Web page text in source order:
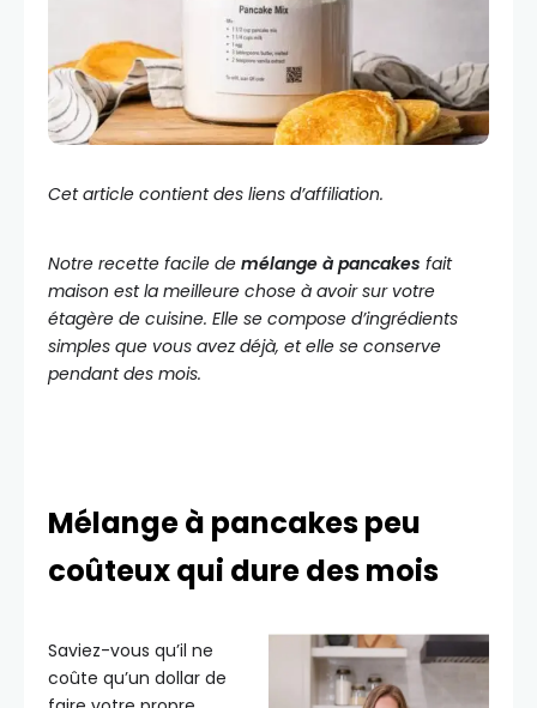
Cet article contient des liens d’affiliation.
Notre recette facile de mélange à pancakes fait
maison est la meilleure chose à avoir sur votre
étagère de cuisine. Elle se compose d’ingrédients
simples que vous avez déjà, et elle se conserve
pendant des mois.
Mélange à pancakes peu
coûteux qui dure des mois
Saviez-vous qu’il ne
coûte qu’un dollar de